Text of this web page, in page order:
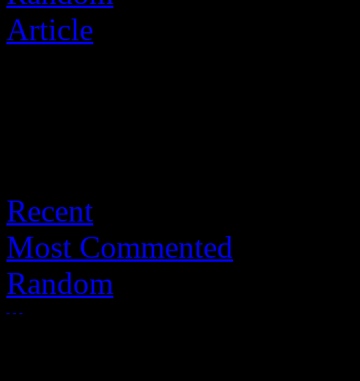
Recent
Most Commented
Random